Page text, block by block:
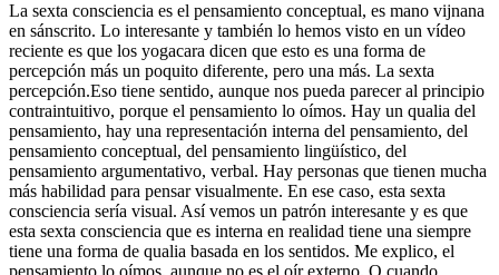
La sexta consciencia es el pensamiento conceptual, es mano vijnana
en sánscrito. Lo interesante y también lo hemos visto en un vídeo
reciente es que los yogacara dicen que esto es una forma de
percepción más un poquito diferente, pero una más. La sexta
percepción.Eso tiene sentido, aunque nos pueda parecer al principio
contraintuitivo, porque el pensamiento lo oímos. Hay un qualia del
pensamiento, hay una representación interna del pensamiento, del
pensamiento conceptual, del pensamiento lingüístico, del
pensamiento argumentativo, verbal. Hay personas que tienen mucha
más habilidad para pensar visualmente. En ese caso, esta sexta
consciencia sería visual. Así vemos un patrón interesante y es que
esta sexta consciencia que es interna en realidad tiene una siempre
tiene una forma de qualia basada en los sentidos. Me explico, el